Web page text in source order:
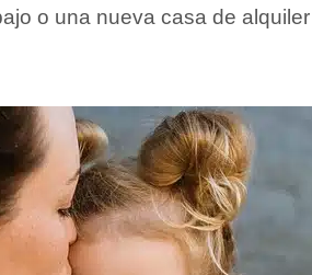
o una nueva casa de